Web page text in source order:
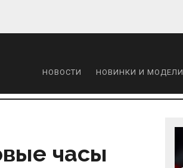
НОВОСТИ НОВИНКИ И МОДЕЛИ
часы